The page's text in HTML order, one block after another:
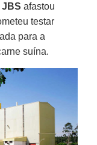
JBS afastou
testar
para a
suína.